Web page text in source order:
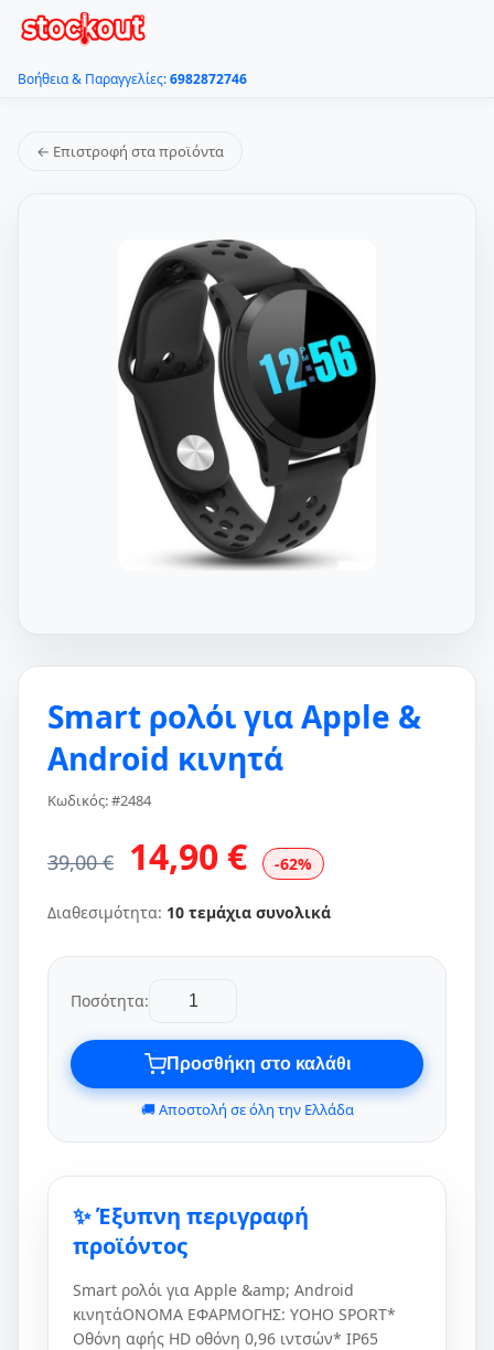
Βοήθεια & Παραγγελίες:6982872746
← Επιστροφή στα προϊόντα
Smart ρολόι για Apple &
Android κινητά
Κωδικός: #2484
39,00 € 14,90 € -62%
Διαθεσιμότητα: 10 τεμάχια συνολικά
Ποσότητα:
Προσθήκη στο καλάθι
🚚 Αποστολή σε όλη την Ελλάδα
✨ Έξυπνη περιγραφή
προϊόντος
Smart ρολόι για Apple &amp; Android
κινητάΟΝΟΜΑ ΕΦΑΡΜΟΓΗΣ: YOHO SPORT*
Οθόνη αφής HD οθόνη 0,96 ιντσών* IP65